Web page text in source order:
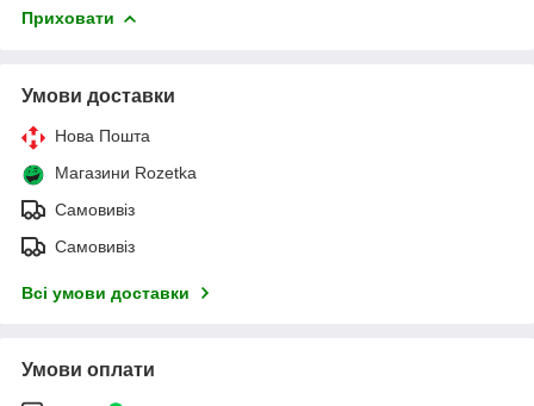
Приховати
Умови доставки
Нова Пошта
Магазини Rozetka
Самовивіз
Самовивіз
Всі умови доставки
Умови оплати